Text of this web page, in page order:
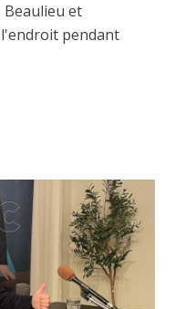
Beaulieu et
pendant